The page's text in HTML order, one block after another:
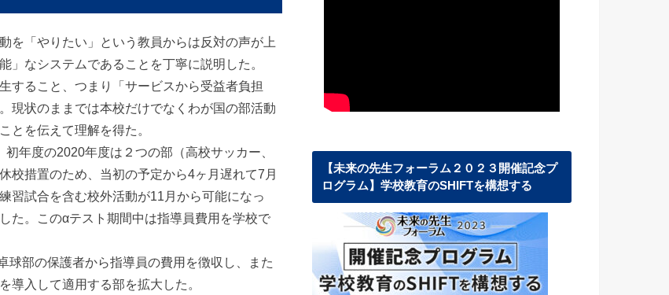
を「やりたい」という教員からは反対の声が上
」なシステムであることを丁寧に説明した。
すること、つまり「サービスから受益者負担
現状のままでは本校だけでなくわが国の部活動
とを伝えて理解を得た。
年度の2020年度は２つの部（高校サッカー、
校措置のため、当初の予定から4ヶ月遅れて7月
習試合を含む校外活動が11月から可能になっ
た。このαテスト期間中は指導員費用を学校で
球部の保護者から指導員の費用を徴収し、また
導入して適用する部を拡大した。
【未来の先生フォーラム２０２３開催記念プ
ログラム】学校教育のSHIFTを構想する